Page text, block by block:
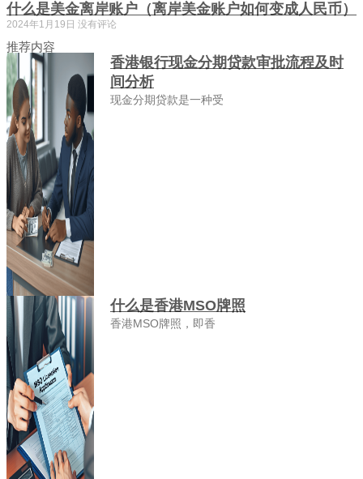
什么是美金离岸账户（离岸美金账户如何变成人民币）
2024年1月19日 没有评论
推荐内容
香港银行现金分期贷款审批流程及时
间分析
现金分期贷款是一种受
什么是香港MSO牌照
香港MSO牌照，即香